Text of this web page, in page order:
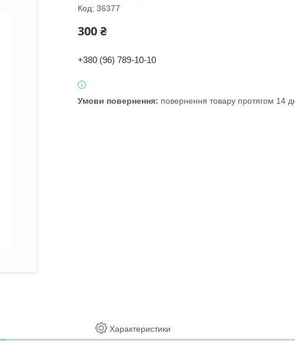
Код: 36377
300 ₴
+380 (96) 789-10-10
повернення товару протягом 14
Характеристики